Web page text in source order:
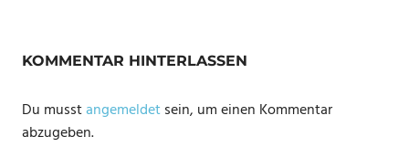
KOMMENTAR HINTERLASSEN
Du musstangemeldetsein, um einen Kommentar
abzugeben.